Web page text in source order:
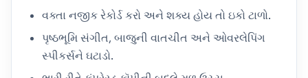
વક્તા નજીક રેકોર્ડ કરો અને શક્ય હોય તો ઇકો ટાળો.
પૃષ્ઠભૂમિ સંગીત, બાજુની વાતચીત અને ઓવરલેપિંગ
સ્પીકર્સને ઘટાડો.